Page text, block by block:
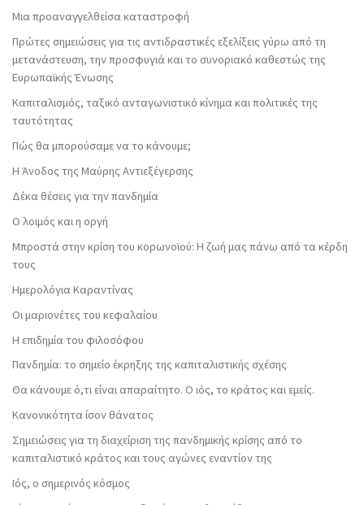
Μια προαναγγελθείσα καταστροφή
Πρώτες σημειώσεις για τις αντιδραστικές εξελίξεις γύρω από τη
μετανάστευση, την προσφυγιά και το συνοριακό καθεστώς της
Ευρωπαϊκής Ένωσης
Καπιταλισμός, ταξικό ανταγωνιστικό κίνημα και πολιτικές της
ταυτότητας
Πώς θα μπορούσαμε να το κάνουμε;
Η Άνοδος της Μαύρης Αντιεξέγερσης
Δέκα θέσεις για την πανδημία
Ο λοιμός και η οργή
Μπροστά στην κρίση του κορωνοϊού: Η ζωή μας πάνω από τα κέρδη
τους
Ημερολόγια Καραντίνας
Οι μαριονέτες του κεφαλαίου
Η επιδημία του φιλοσόφου
Πανδημία: το σημείο έκρηξης της καπιταλιστικής σχέσης
Θα κάνουμε ό,τι είναι απαραίτητο. Ο ιός, το κράτος και εμείς.
Κανονικότητα ίσον θάνατος
Σημειώσεις για τη διαχείριση της πανδημικής κρίσης από το
καπιταλιστικό κράτος και τους αγώνες εναντίον της
Ιός, ο σημερινός κόσμος